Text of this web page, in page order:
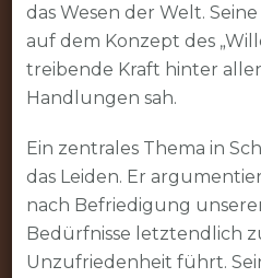
das Wesen der Welt.
auf dem Konzept des
treibende Kraft hinter
Handlungen sah.
Ein zentrales Thema in
das Leiden. Er
nach Befriedigung
Bedürfnisse letztendlich
Unzufriedenheit führt.